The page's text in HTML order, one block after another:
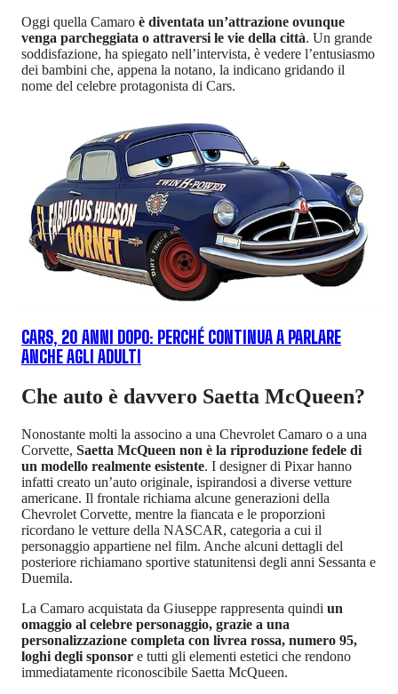
Oggi quella Camaro è diventata un’attrazione ovunque
venga parcheggiata o attraversi le vie della città. Un grande
soddisfazione, ha spiegato nell’intervista, è vedere l’entusiasmo
dei bambini che, appena la notano, la indicano gridando il
nome del celebre protagonista di Cars.
CARS, 20 ANNI DOPO: PERCHÉ CONTINUA A PARLARE
ANCHE AGLI ADULTI
Che auto è davvero Saetta McQueen?
Nonostante molti la associno a una Chevrolet Camaro o a una
Corvette, Saetta McQueen non è la riproduzione fedele di
un modello realmente esistente. I designer di Pixar hanno
infatti creato un’auto originale, ispirandosi a diverse vetture
americane. Il frontale richiama alcune generazioni della
Chevrolet Corvette, mentre la fiancata e le proporzioni
ricordano le vetture della NASCAR, categoria a cui il
personaggio appartiene nel film. Anche alcuni dettagli del
posteriore richiamano sportive statunitensi degli anni Sessanta e
Duemila.
La Camaro acquistata da Giuseppe rappresenta quindi un
omaggio al celebre personaggio, grazie a una
personalizzazione completa con livrea rossa, numero 95,
loghi degli sponsor e tutti gli elementi estetici che rendono
immediatamente riconoscibile Saetta McQueen.